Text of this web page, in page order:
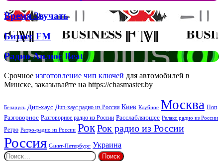
та
Брітні
Спірс
Аплюс
Deep
Время
Звучать
Время Звучать
Бизнес
Бизнес FM
Радио
Аплюс
Beat
Радио Аплюс Beat
Срочное изготовление чип ключей для автомобилей в
Минске, заказывайте на https://chasmaster.by
Беларусь Дип-хаус Дип-хаус радио из России Киев Клубное Москва Поп
Разговорное Разговорное радио из России Расслабляющее Релакс радио из России
Ретро Ретро-радио из России РокРок радио из России
Россия Санкт-Петербург Украина
Найти: